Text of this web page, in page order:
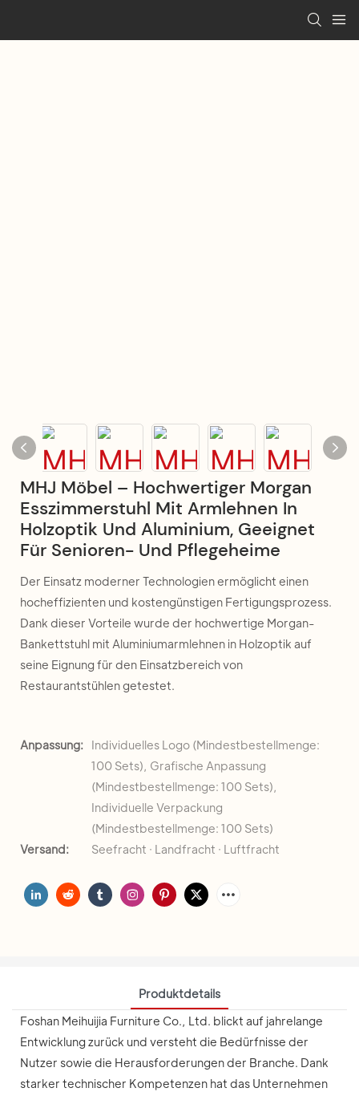
MHJ Möbel – Hochwertiger Morgan
Esszimmerstuhl Mit Armlehnen In
Holzoptik Und Aluminium, Geeignet
Für Senioren- Und Pflegeheime
Der Einsatz moderner Technologien ermöglicht einen
hocheffizienten und kostengünstigen Fertigungsprozess.
Dank dieser Vorteile wurde der hochwertige Morgan-
Bankettstuhl mit Aluminiumarmlehnen in Holzoptik auf
seine Eignung für den Einsatzbereich von
Restaurantstühlen getestet.
Anpassung:
Individuelles Logo (Mindestbestellmenge:
100 Sets), Grafische Anpassung
(Mindestbestellmenge: 100 Sets),
Individuelle Verpackung
(Mindestbestellmenge: 100 Sets)
Versand:
Seefracht · Landfracht · Luftfracht
Produktdetails
Foshan Meihuijia Furniture Co., Ltd. blickt auf jahrelange
Entwicklung zurück und versteht die Bedürfnisse der
Nutzer sowie die Herausforderungen der Branche. Dank
starker technischer Kompetenzen hat das Unternehmen